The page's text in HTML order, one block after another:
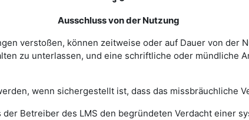
Ausschluss von der Nutzung
verstoßen, können zeitweise oder auf Dauer von der
zu unterlassen, und eine schriftliche oder mündliche
wenn sichergestellt ist, dass das missbräuchliche
Betreiber des LMS den begründeten Verdacht einer